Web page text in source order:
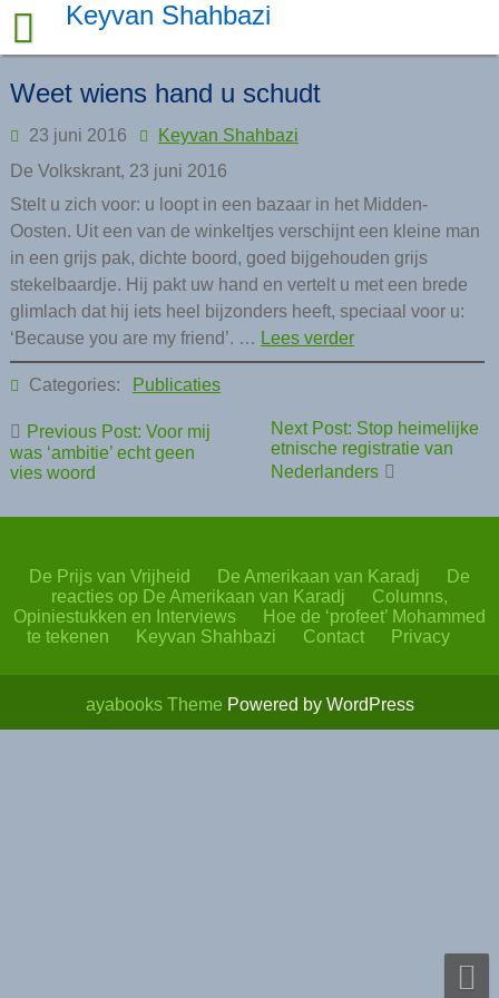
content
Keyvan Shahbazi
Weet wiens hand u schudt
23 juni 2016
Keyvan Shahbazi
De Volkskrant, 23 juni 2016
Stelt u zich voor: u loopt in een bazaar in het Midden-
Oosten. Uit een van de winkeltjes verschijnt een kleine man
in een grijs pak, dichte boord, goed bijgehouden grijs
stekelbaardje. Hij pakt uw hand en vertelt u met een brede
glimlach dat hij iets heel bijzonders heeft, speciaal voor u:
‘Because you are my friend’. … Lees verder
Categories: Publicaties
Bericht
navigatie
Previous Post: Voor mij
was ‘ambitie’ echt geen
vies woord
Next Post: Stop heimelijke
etnische registratie van
Nederlanders
De Prijs van Vrijheid De Amerikaan van Karadj
De
reacties op De Amerikaan van Karadj
Columns,
Opiniestukken en Interviews
Hoe de ‘profeet’ Mohammed
te tekenen
Keyvan Shahbazi Contact Privacy
ayabooks Theme Powered by WordPress